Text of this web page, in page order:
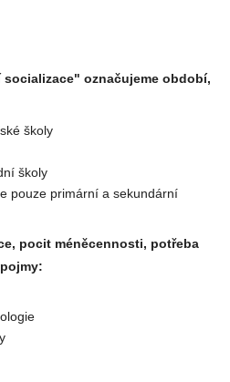
socializace" označujeme období,
školy
školy
pouze primární a sekundární
pocit méněcennosti, potřeba